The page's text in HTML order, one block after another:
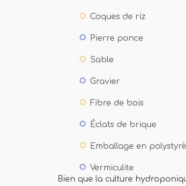
Coques de riz
Pierre ponce
Sable
Gravier
Fibre de bois
Éclats de brique
Emballage en
Vermiculite
Bien que la culture